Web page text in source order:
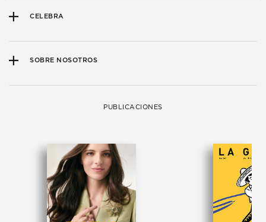
CELEBRA
SOBRE NOSOTROS
PUBLICACIONES